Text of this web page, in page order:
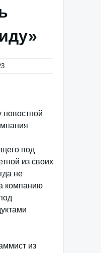
новостной
под
из своих
не
компанию
из